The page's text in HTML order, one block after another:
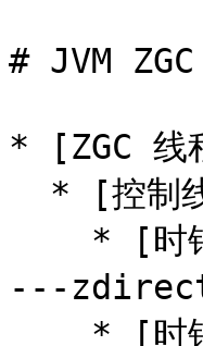
# JVM
* [ZGC 线
---